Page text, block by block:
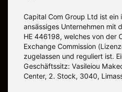
Capital Com Group Ltd ist ein
ansässiges Unternehmen mit
ΗΕ 446198, welches von der
Exchange Commission
zugelassen und reguliert ist.
Geschäftssitz: Vasileiou
Center, 2. Stock, 3040,